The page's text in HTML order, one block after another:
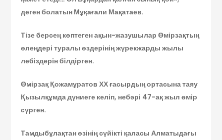
деген болатын Мұқағали Мақатаев.
Тізе берсең көптеген ақын-жазушылар Өмірзақтың
өлеңдері туралы өздерінің жүрекжарды жылы
лебіздерін білдірген.
Өмірзақ Қожамұратов ХХ ғасырдың ортасына таяу
Қызылқұмда дүниеге келіп, небәрі 47-ақ жыл өмір
сүрген.
Тамдыбұлақтан өзінің сүйікті қаласы Алматыдағы